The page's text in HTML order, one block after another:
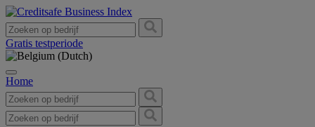
Gratis testperiode
Home